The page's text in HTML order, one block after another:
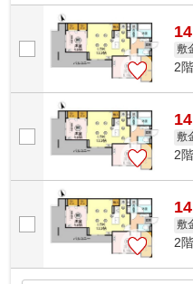
敷
2
敷
2
敷
2